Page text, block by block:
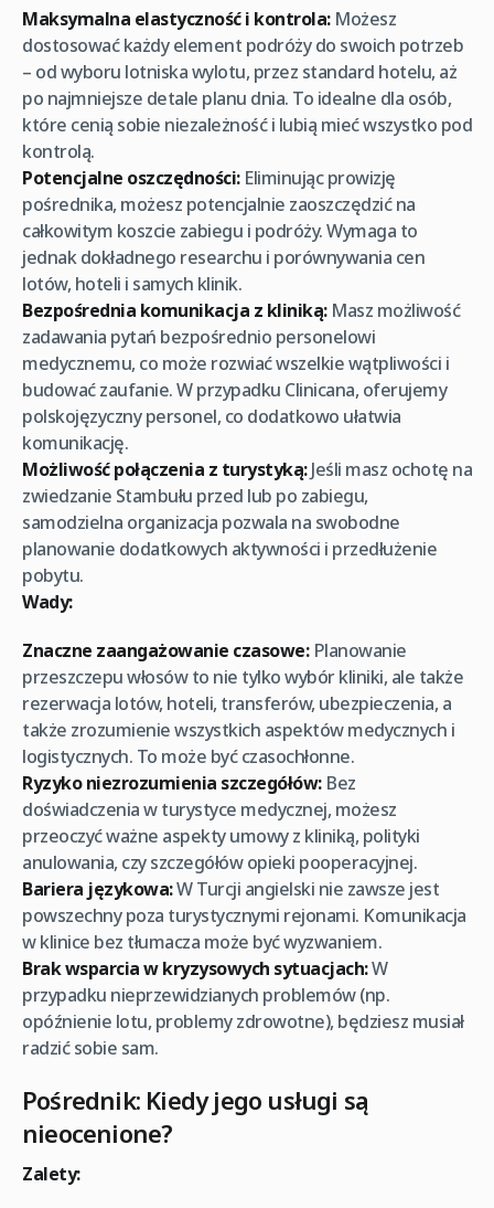
Maksymalna elastyczność i kontrola:Możesz
dostosować każdy element podróży do swoich potrzeb
– od wyboru lotniska wylotu, przez standard hotelu, aż
po najmniejsze detale planu dnia. To idealne dla osób,
które cenią sobie niezależność i lubią mieć wszystko pod
kontrolą.
Potencjalne oszczędności:Eliminując prowizję
pośrednika, możesz potencjalnie zaoszczędzić na
całkowitym koszcie zabiegu i podróży. Wymaga to
jednak dokładnego researchu i porównywania cen
lotów, hoteli i samych klinik.
Bezpośrednia komunikacja z kliniką:Masz możliwość
zadawania pytań bezpośrednio personelowi
medycznemu, co może rozwiać wszelkie wątpliwości i
budować zaufanie. W przypadku Clinicana, oferujemy
polskojęzyczny personel, co dodatkowo ułatwia
komunikację.
Możliwość połączenia z turystyką:Jeśli masz ochotę na
zwiedzanie Stambułu przed lub po zabiegu,
samodzielna organizacja pozwala na swobodne
planowanie dodatkowych aktywności i przedłużenie
pobytu.
Wady:
Znaczne zaangażowanie czasowe:Planowanie
przeszczepu włosów to nie tylko wybór kliniki, ale także
rezerwacja lotów, hoteli, transferów, ubezpieczenia, a
także zrozumienie wszystkich aspektów medycznych i
logistycznych. To może być czasochłonne.
Ryzyko niezrozumienia szczegółów:Bez
doświadczenia w turystyce medycznej, możesz
przeoczyć ważne aspekty umowy z kliniką, polityki
anulowania, czy szczegółów opieki pooperacyjnej.
Bariera językowa:W Turcji angielski nie zawsze jest
powszechny poza turystycznymi rejonami. Komunikacja
w klinice bez tłumacza może być wyzwaniem.
Brak wsparcia w kryzysowych sytuacjach:W
przypadku nieprzewidzianych problemów (np.
opóźnienie lotu, problemy zdrowotne), będziesz musiał
radzić sobie sam.
Pośrednik: Kiedy jego usługi są
nieocenione?
Zalety: